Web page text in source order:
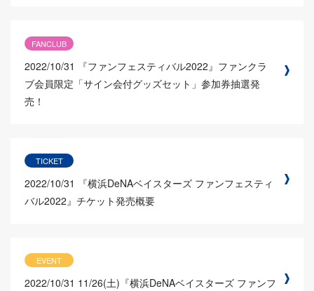
FANCLUB
2022/10/31
『ファンフェスティバル2022』ファンクラ
ブ会員限定「サイン会付グッズセット」参加券抽選発
売！
TICKET
2022/10/31
『横浜DeNAベイスターズ ファンフェスティ
バル2022』チケット発売概要
EVENT
2022/10/31 11/26(土)『横浜DeNAベイスターズ ファンフ